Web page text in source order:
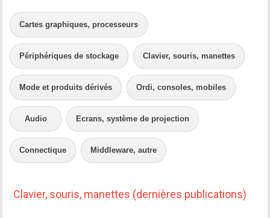
Cartes graphiques, processeurs
Périphériques de stockage Clavier, souris, manettes
Mode et produits dérivés Ordi, consoles, mobiles
Audio Ecrans, système de projection
Connectique Middleware, autre
Clavier, souris, manettes (dernières publications)